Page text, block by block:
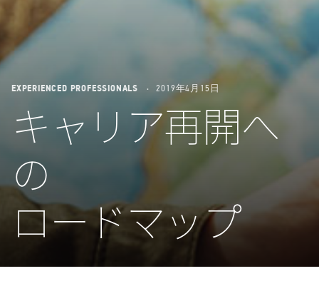
EXPERIENCED PROFESSIONALS 2019年4月15日
キャリア再開へ
の
ロードマップ